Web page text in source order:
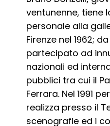
ventunenne, tiene
personale alla
Firenze nel 1962;
partecipato ad
nazionali ed
pubblici tra cui il
Ferrara. Nel 1991
realizza presso il
scenografie ed i